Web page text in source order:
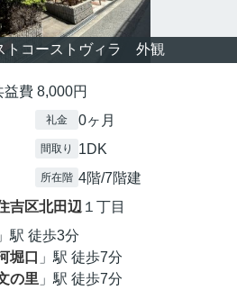
トコーストヴィラ 外観
費 8,000円
礼金 0ヶ月
間取り 1DK
所在階 4階/7階建
吉区北田辺 １丁目
」駅 徒歩3分
堀口 」駅 徒歩7分
の里 」駅 徒歩7分